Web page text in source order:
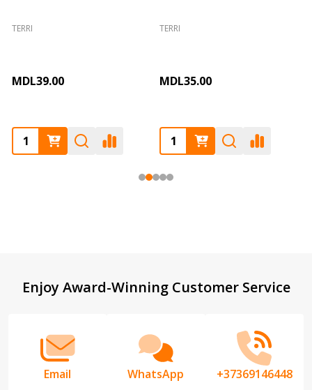
TERRI
MDL39.00
TERRI
MDL35.00
Footer
Enjoy Award-Winning Customer Service
Email WhatsApp +37369146448